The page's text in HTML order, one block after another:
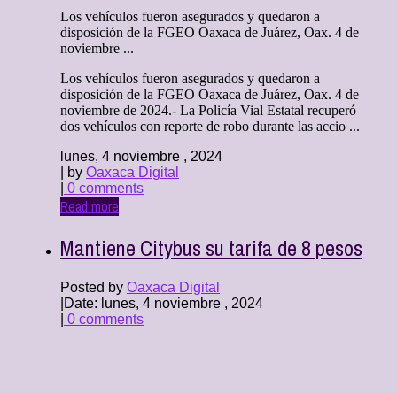
Los vehículos fueron asegurados y quedaron a
disposición de la FGEO Oaxaca de Juárez, Oax. 4 de
noviembre ...
Los vehículos fueron asegurados y quedaron a
disposición de la FGEO Oaxaca de Juárez, Oax. 4 de
noviembre de 2024.- La Policía Vial Estatal recuperó
dos vehículos con reporte de robo durante las accio ...
lunes, 4 noviembre , 2024
| by Oaxaca Digital
0 comments
Read more
Mantiene Citybus su tarifa de 8 pesos
Posted by Oaxaca Digital
Date: lunes, 4 noviembre , 2024
0 comments